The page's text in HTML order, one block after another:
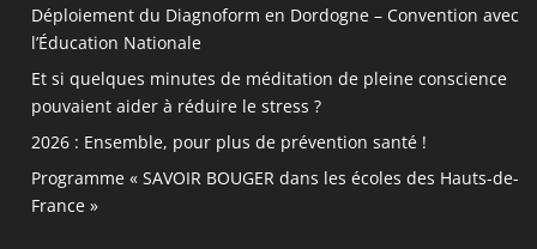
Déploiement du Diagnoform en Dordogne – Convention avec
l’Éducation Nationale
Et si quelques minutes de méditation de pleine conscience
pouvaient aider à réduire le stress ?
2026 : Ensemble, pour plus de prévention santé !
Programme « SAVOIR BOUGER dans les écoles des Hauts-de-
France »